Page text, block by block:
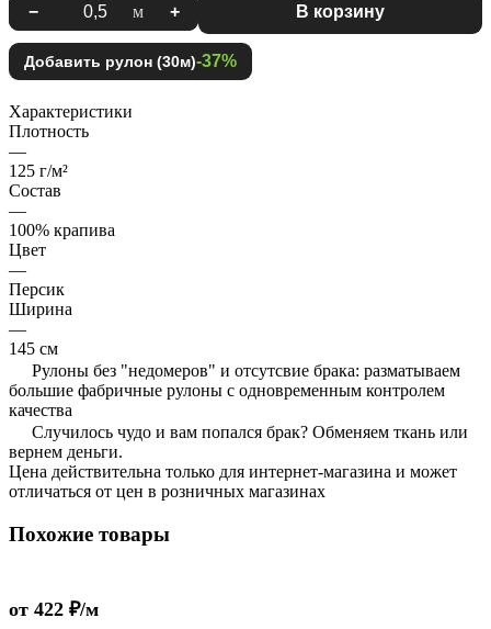
− м + В корзину
Добавить рулон (30м)-37%
Характеристики
Плотность
—
125 г/м²
Состав
—
100% крапива
Цвет
—
Персик
Ширина
—
145 см
Рулоны без "недомеров" и отсутсвие брака: разматываем
большие фабричные рулоны с одновременным контролем
качества
Случилось чудо и вам попался брак? Обменяем ткань или
вернем деньги.
Цена действительна только для интернет-магазина и может
отличаться от цен в розничных магазинах
Похожие товары
от 422 ₽/м